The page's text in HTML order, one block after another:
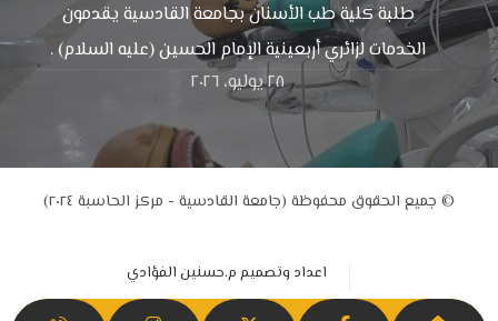
طلبة كلية طب الأسنان بجامعة القادسية يقدمون
الخدمات لزائري أربعينية الإمام الحسين (عليه السلام) .
٢٨ يوليو، ٢٠٢٦
© جميع الحقوق محفوظة (جامعة القادسية - مركز الحاسبة ٢٠٢٤)
اعداد وتصميم م.حسنين الفؤادي